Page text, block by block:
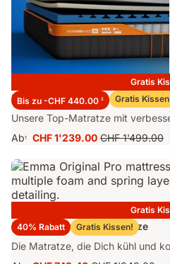
Gratis
Bis zu -CHF 440.00 2 Gratis
Emma Performance 26 Matratze
Unsere Top-Matratze mit
Ab1
Preis
CHF 1'239.00 Ursprünglicher
CHF 1'499.00
CHF 1'499.00
Gratis
40% Rabatt
Gratis Kissen!
Emma Original Pro Matratze
Die Matratze, die Dich kühl und